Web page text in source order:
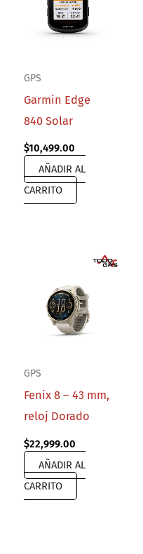
GPS
Garmin Edge
840 Solar
$10,499.00
AÑADIR AL
CARRITO
GPS
Fenix 8 – 43 mm,
reloj Dorado
$22,999.00
AÑADIR AL
CARRITO